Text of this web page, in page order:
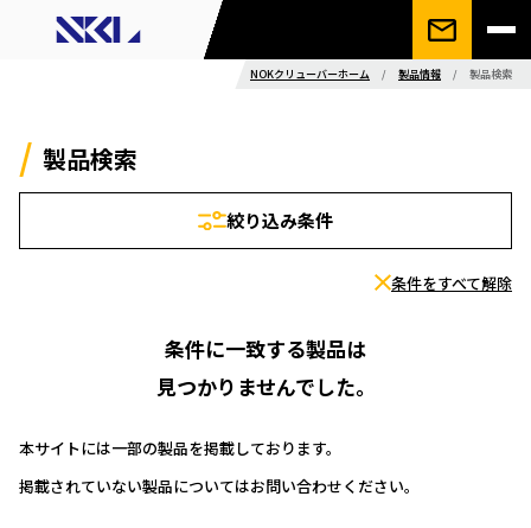
NOKクリューバーホーム / 製品情報 / 製品検索
製品検索
絞り込み条件
条件をすべて解除
条件に一致する製品は
見つかりませんでした。
本サイトには一部の製品を掲載しております。
掲載されていない製品についてはお問い合わせください。